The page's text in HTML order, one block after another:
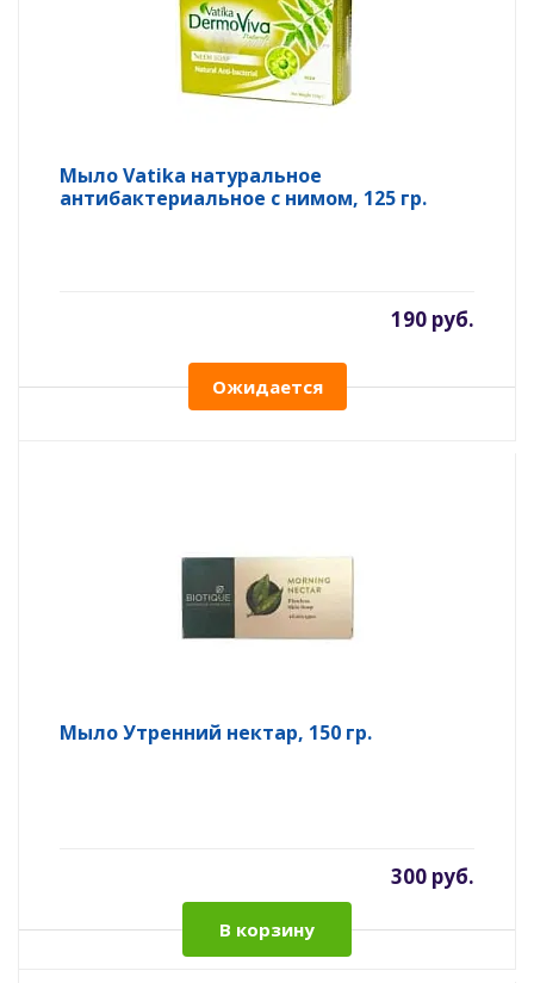
Мыло Vatika натуральное
антибактериальное с нимом, 125 гр.
190 руб.
Ожидается
Мыло Утренний нектар, 150 гр.
300 руб.
В корзину